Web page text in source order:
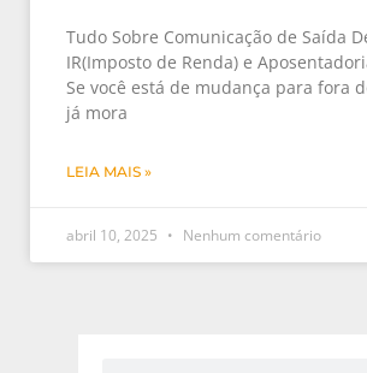
Tudo Sobre Comunicação de Saída
IR(Imposto de Renda) e
Se você está de mudança para fora
já mora
LEIA MAIS »
abril 10, 2025 Nenhum comentário